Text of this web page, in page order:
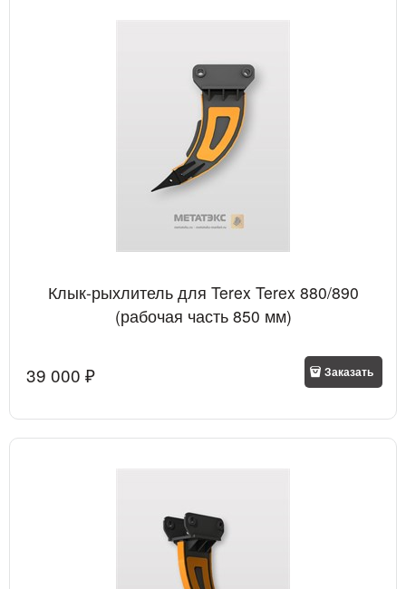
Клык-рыхлитель для Terex Terex 880/890
(рабочая часть 850 мм)
39 000 ₽ Заказать